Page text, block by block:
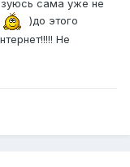
сама уже не
)до этого
Не